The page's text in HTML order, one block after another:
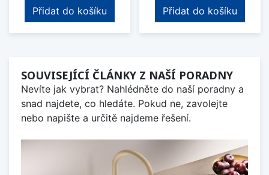
Přidat do košíku Přidat do košíku
SOUVISEJÍCÍ ČLÁNKY Z NAŠÍ PORADNY
Nevíte jak vybrat? Nahlédněte do naší poradny a
snad najdete, co hledáte. Pokud ne, zavolejte
nebo napište a určitě najdeme řešení.